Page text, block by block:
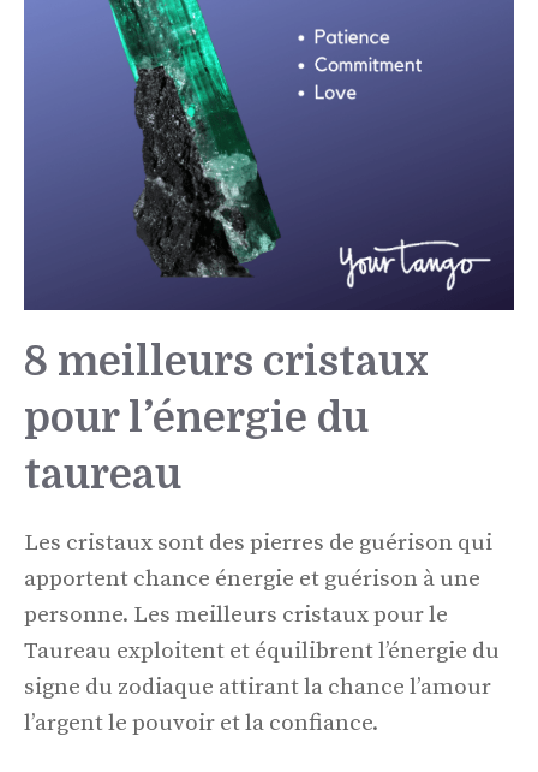
8 meilleurs cristaux
pour l’énergie du
taureau
Les cristaux sont des pierres de guérison qui
apportent chance énergie et guérison à une
personne. Les meilleurs cristaux pour le
Taureau exploitent et équilibrent l’énergie du
signe du zodiaque attirant la chance l’amour
l’argent le pouvoir et la confiance.